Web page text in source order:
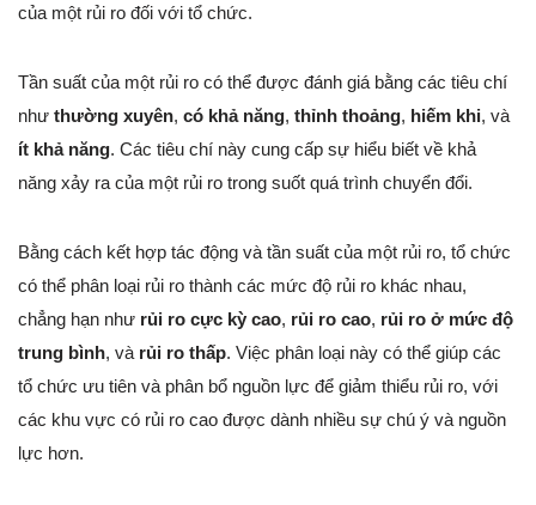
của một rủi ro đối với tổ chức.
Tần suất của một rủi ro có thể được đánh giá bằng các tiêu chí
như thường xuyên, có khả năng, thỉnh thoảng, hiếm khi, và
ít khả năng. Các tiêu chí này cung cấp sự hiểu biết về khả
năng xảy ra của một rủi ro trong suốt quá trình chuyển đổi.
Bằng cách kết hợp tác động và tần suất của một rủi ro, tổ chức
có thể phân loại rủi ro thành các mức độ rủi ro khác nhau,
chẳng hạn như rủi ro cực kỳ cao, rủi ro cao, rủi ro ở mức độ
trung bình, và rủi ro thấp. Việc phân loại này có thể giúp các
tổ chức ưu tiên và phân bổ nguồn lực để giảm thiểu rủi ro, với
các khu vực có rủi ro cao được dành nhiều sự chú ý và nguồn
lực hơn.